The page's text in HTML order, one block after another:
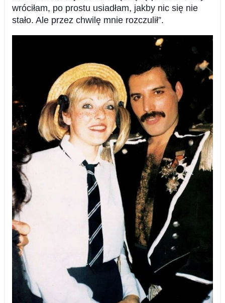
wróciłam, po prostu usiadłam, jakby nic się nie
stało. Ale przez chwilę mnie rozczulił”.